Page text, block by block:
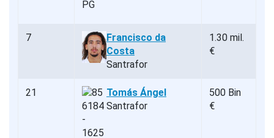
7
Francisco da
Costa
Santrafor
1.30 mil.
€
21
Tomás Ángel
Santrafor
500 Bin
€